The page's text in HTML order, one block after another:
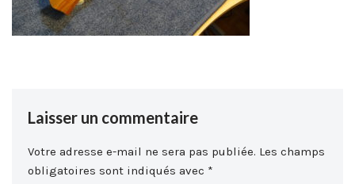
Laisser un commentaire
Votre adresse e-mail ne sera pas publiée. Les champs
obligatoires sont indiqués avec *